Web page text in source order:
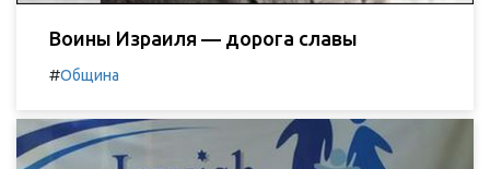
Воины Израиля — дорога славы
#Община